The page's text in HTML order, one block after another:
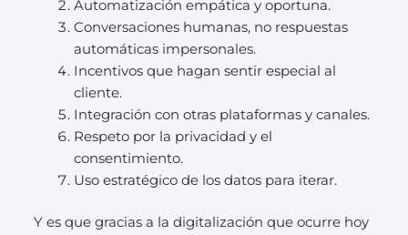
Automatización empática y oportuna.
Conversaciones humanas, no respuestas
automáticas impersonales.
Incentivos que hagan sentir especial al
cliente.
Integración con otras plataformas y canales.
Respeto por la privacidad y el
consentimiento.
Uso estratégico de los datos para iterar.
Y es que gracias a la digitalización que ocurre hoy